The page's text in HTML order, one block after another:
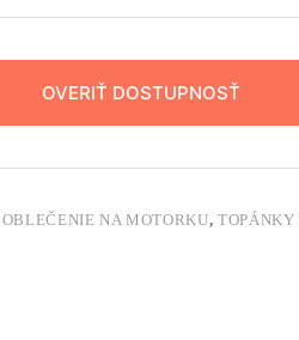
OVERIŤ DOSTUPNOSŤ
OBLEČENIE NA MOTORKU, TOPÁNKY